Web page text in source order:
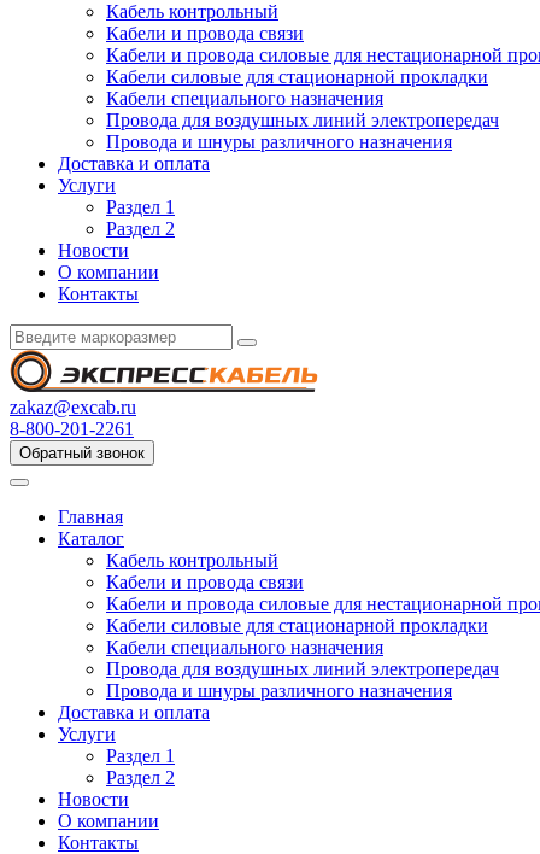
Кабель контрольный
Кабели и провода связи
Кабели и провода силовые для нестационарной
Кабели силовые для стационарной прокладки
Кабели специального назначения
Провода для воздушных линий электропередач
Провода и шнуры различного назначения
Доставка и оплата
Услуги
Раздел 1
Раздел 2
Новости
О компании
Контакты
zakaz@excab.ru
8-800-201-2261
Обратный звонок
Главная
Каталог
Кабель контрольный
Кабели и провода связи
Кабели и провода силовые для нестационарной
Кабели силовые для стационарной прокладки
Кабели специального назначения
Провода для воздушных линий электропередач
Провода и шнуры различного назначения
Доставка и оплата
Услуги
Раздел 1
Раздел 2
Новости
О компании
Контакты